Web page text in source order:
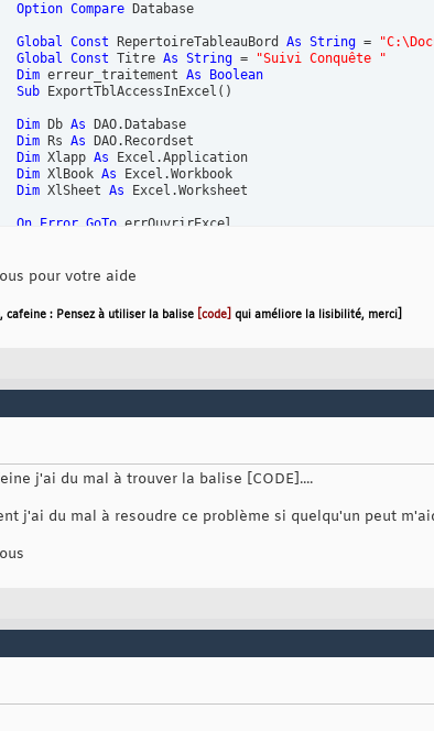
Option Compare Database
Global Const RepertoireTableauBord As String =
Global Const Titre As String =
"Suivi Conquête "
Dim erreur_traitement As
Boolean
Sub ExportTblAccessInExcel ( )
Dim Db As
Dim Rs As
Dim Xlapp As
Dim XlBook As
Dim XlSheet As Excel.Worksheet
On Error GoTo
Xlapp.Visible =
Set XlBook = Xlapp.Workbooks.Open ("C:\Documents and
Set XlSheet = XlBook.Worksheets ("S0")
' Copie dans S0
Set XlSheet =
Nothing
' Ajout de la feuille
Sheets( "S0" ) .Copy Before:=Sheets( 18 )
ActiveWindow.SelectedSheets.Delete
' Ferme les Var
pour votre aide
cafeine : Pensez à utiliser la balise [code] qui améliore la lisibilité, merci]
j'ai du mal à trouver la balise [CODE]....
j'ai du mal à resoudre ce problème si quelqu'un peut